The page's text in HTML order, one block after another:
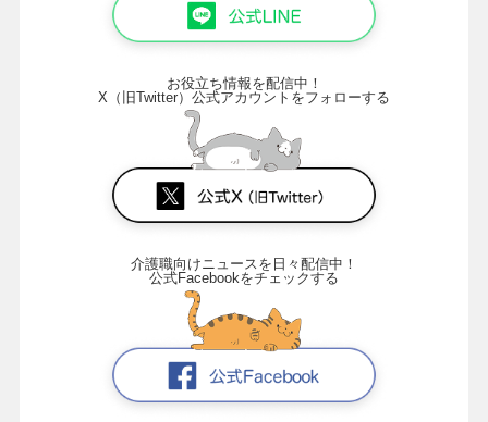
お役立ち情報を配信中！
X（旧Twitter）公式アカウントをフォローする
介護職向けニュースを日々配信中！
公式Facebookをチェックする